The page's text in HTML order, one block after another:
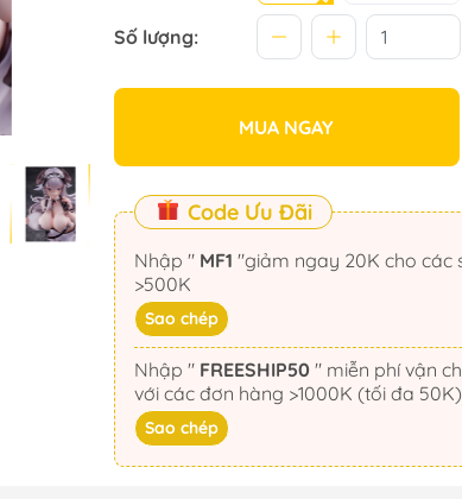
Số lượng:
MUA NGAY
Code Ưu Đãi
Nhập " MF1
>500K
Sao chép
Nhập " FREESHIP50" miễn phí vận chuyển đối
với các đơn hàng >1000K (tối đa 50K)
Sao chép